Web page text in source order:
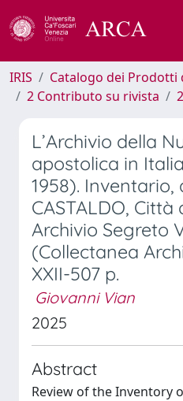
IRIS
Catalogo dei Prodotti
2 Contributo su rivista
L’Archivio della
apostolica in
1958). Inventario,
CASTALDO,
Archivio Segreto
(Collectanea
XXII-507 p.
Giovanni Vian
2025
Abstract
Review of the Inventory